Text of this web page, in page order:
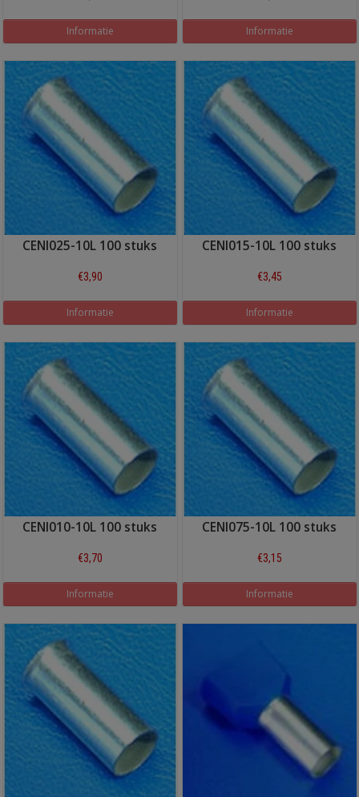
Informatie Informatie
CENI025-10L 100 stuks
€3,90
Informatie
CENI015-10L 100 stuks
€3,45
Informatie
CENI010-10L 100 stuks
€3,70
Informatie
CENI075-10L 100 stuks
€3,15
Informatie